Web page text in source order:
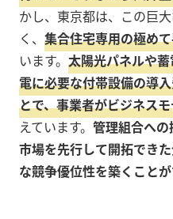
かし、東京都は、この巨
く、 集合住宅専用の極め
います。 太陽光パネルや
電に必要な付帯設備の導
とで、事業者がビジネス
えています。 管理組合へ
市場を先行して開拓でき
な競争優位性を築くこと